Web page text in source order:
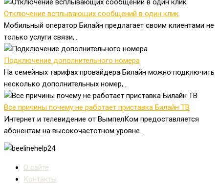
Отключение всплывающих сообщений в один клик
Мобильный оператор Билайн предлагает своим клиентами не
только услуги связи,...
Подключение дополнительного номера
На семейных тарифах провайдера Билайн можно подключить
несколько дополнительных номер,...
Все причины почему не работает приставка Билайн ТВ
Интернет и телевидение от ВымпелКом предоставляется
абонентам на высокочастотном уровне...
О сайте
Контакты